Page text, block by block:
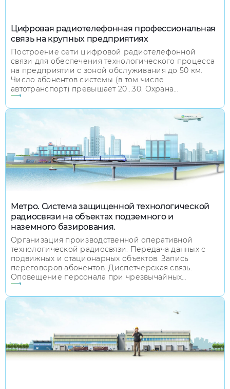
Цифровая радиотелефонная профессиональная
связь на крупных предприятиях
Построение сети цифровой радиотелефонной
связи для обеспечения технологического процесса
на предприятии с зоной обслуживания до 50 км.
Число абонентов системы (в том числе
автотранспорт) превышает 20...30. Охрана
предприятия. Управление группами абонентов.
Решение задач по ликвидации и предотвращению
чрезвычайных ситуаций. Диспетчерская связь.
Радиотелефонная связь.
Метро. Система защищенной технологической
радиосвязи на объектах подземного и
наземного базирования.
Организация производственной оперативной
технологической радиосвязи. Передача данных с
подвижных и стационарных объектов. Запись
переговоров абонентов. Диспетчерская связь.
Оповещение персонала при чрезвычайных
ситуациях. Удаленное управление
исполнительными устройствами.